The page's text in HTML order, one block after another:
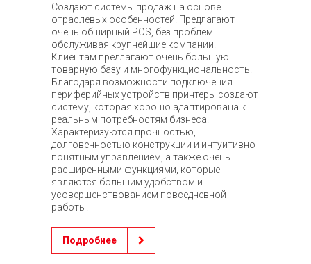
Создают системы продаж на основе
отраслевых особенностей. Предлагают
очень обширный POS, без проблем
обслуживая крупнейшие компании.
Клиентам предлагают очень большую
товарную базу и многофункциональность.
Благодаря возможности подключения
периферийных устройств принтеры создают
систему, которая хорошо адаптирована к
реальным потребностям бизнеса.
Характеризуются прочностью,
долговечностью конструкции и интуитивно
понятным управлением, а также очень
расширенными функциями, которые
являются большим удобством и
усовершенствованием повседневной
работы.
Подробнее